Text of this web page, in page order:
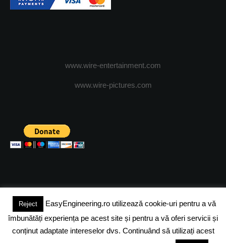
www.wire-entertainment.com
www.wire-pictures.com
(c) 2024 - FineEngineeringMagazine. All rights reserved.
DESPRE NOI ADVERTISING JOBS DESPRE COOKIES
Reject
EasyEngineering.ro utilizează cookie-uri pentru a vă
îmbunătăți experiența pe acest site și pentru a vă oferi servicii și
conținut adaptate intereselor dvs. Continuând să utilizați acest